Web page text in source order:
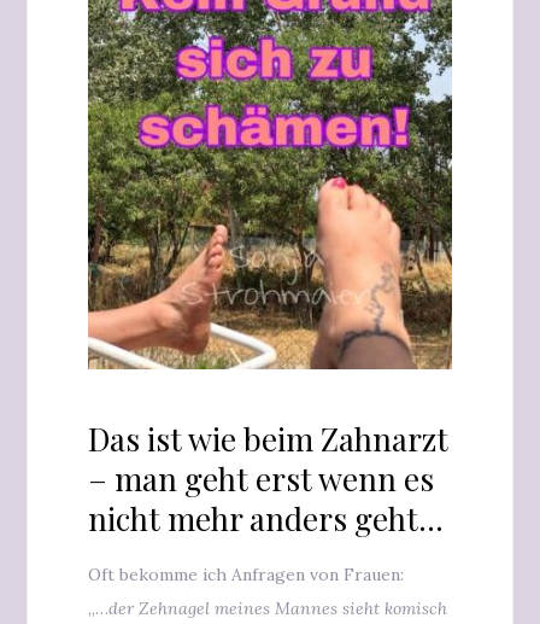
Das ist wie beim Zahnarzt
– man geht erst wenn es
nicht mehr anders geht…
Oft bekomme ich Anfragen von Frauen:
„…der Zehnagel meines Mannes sieht komisch